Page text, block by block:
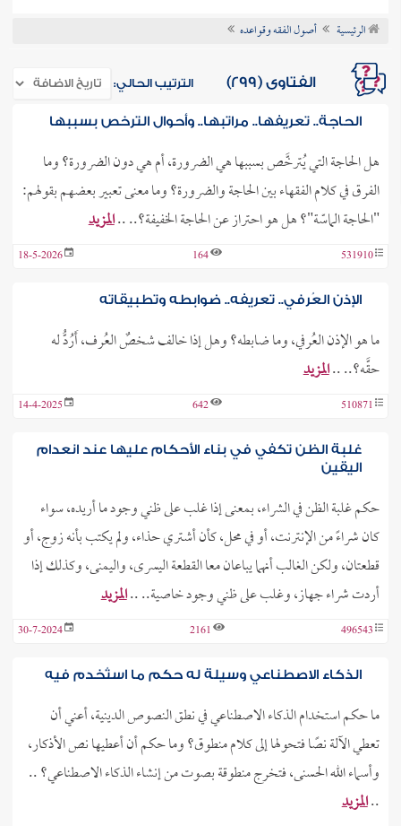
الفتوى
الرئيسية أصول الفقه وقواعده
الفتاوى (299) الترتيب الحالي:
الحاجة.. تعريفها.. مراتبها.. وأحوال الترخص بسببها
هل الحاجة التي يُترخَّص بسببها هي الضرورة، أم هي دون الضرورة؟ وما
الفرق في كلام الفقهاء بين الحاجة والضرورة؟ وما معنى تعبير بعضهم بقولهم:
"الحاجة الماسّة"؟ هل هو احتراز عن الحاجة الخفيفة؟.. ..المزيد
531910
164
18-5-2026
الإذن العُرفي.. تعريفه.. ضوابطه وتطبيقاته
ما هو الإذن العُرفي، وما ضابطه؟ وهل إذا خالف شخصٌ العُرف، أَرُدُّ له
حقَّه؟.. ..المزيد
510871
642
14-4-2025
غلبة الظن تكفي في بناء الأحكام عليها عند انعدام
اليقين
حكم غلبة الظن في الشراء، بمعنى إذا غلب على ظني وجود ما أريده، سواء
كان شراءً من الإنترنت، أو في محل، كأن أشتري حذاء، ولم يكتب بأنه زوج، أو
قطعتان، ولكن الغالب أنهما يباعان معا القطعة اليسرى، واليمنى، وكذلك إذا
أردت شراء جهاز، وغلب على ظني وجود خاصية.. ..المزيد
496543
2161
30-7-2024
الذكاء الاصطناعي وسيلة له حكم ما استُخدم فيه
ما حكم استخدام الذكاء الاصطناعي في نطق النصوص الدينية، أعني أن
تعطي الآلة نصًا فتحولها إلى كلام منطوق؟ وما حكم أن أعطيها نص الأذكار،
وأسماء الله الحسنى، فتخرج منطوقة بصوت من إنشاء الذكاء الاصطناعي؟ ..
..المزيد